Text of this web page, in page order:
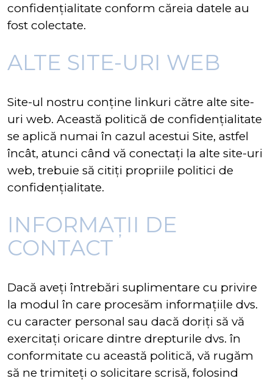
confidențialitate conform căreia datele au
fost colectate.
ALTE SITE-URI WEB
Site-ul nostru conține linkuri către alte site-
uri web. Această politică de confidențialitate
se aplică numai în cazul acestui Site, astfel
încât, atunci când vă conectați la alte site-uri
web, trebuie să citiți propriile politici de
confidențialitate.
INFORMAȚII DE
CONTACT
Dacă aveți întrebări suplimentare cu privire
la modul în care procesăm informațiile dvs.
cu caracter personal sau dacă doriți să vă
exercitați oricare dintre drepturile dvs. în
conformitate cu această politică, vă rugăm
să ne trimiteți o solicitare scrisă, folosind